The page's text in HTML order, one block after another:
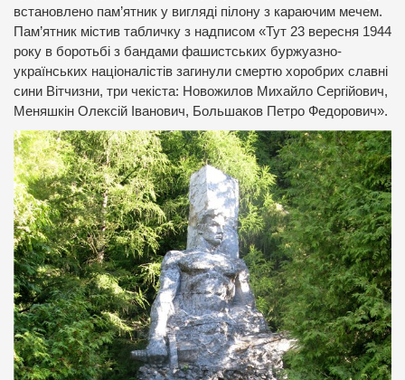
встановлено пам’ятник у вигляді пілону з караючим мечем.
Пам’ятник містив табличку з надписом «Тут 23 вересня 1944
року в боротьбі з бандами фашистських буржуазно-
українських націоналістів загинули смертю хоробрих славні
сини Вітчизни, три чекіста: Новожилов Михайло Сергійович,
Меняшкін Олексій Іванович, Большаков Петро Федорович».